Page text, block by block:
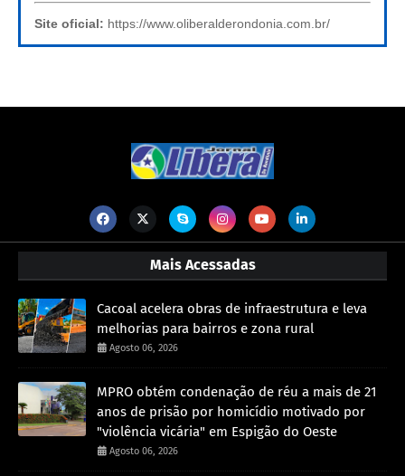
Site oficial: https://www.oliberalderondonia.com.br/
Mais Acessadas
Cacoal acelera obras de infraestrutura e leva
melhorias para bairros e zona rural
Agosto 06, 2026
MPRO obtém condenação de réu a mais de 21
anos de prisão por homicídio motivado por
"violência vicária" em Espigão do Oeste
Agosto 06, 2026